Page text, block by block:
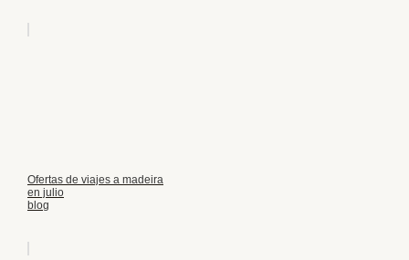
Ofertas de viajes a madeira
en julio
blog